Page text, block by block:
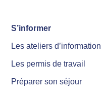
S’informer
Les ateliers d’information
Les permis de travail
Préparer son séjour